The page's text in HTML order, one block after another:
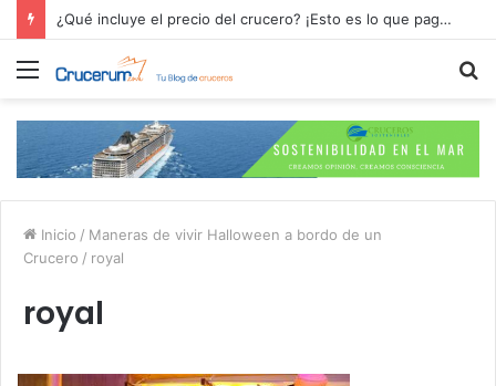
¿Qué incluye el precio del crucero? ¡Esto es lo que pagas por tu aventura en alta mar!
Menú
Inicio / Maneras de vivir Halloween a bordo de un
Crucero / royal
royal